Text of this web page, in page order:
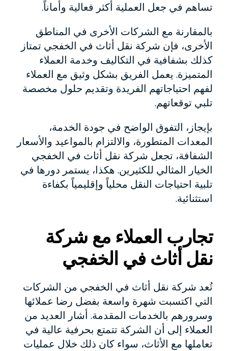
تساهم في جعل العملية أكثر فعالية وأماناً.
بالمقارنة مع الشركات الأخرى في المناطق
الأخرى، فإن شركة نقل أثاث في الخفجي تمتاز
كذلك بشفافية في التكاليف وخدمة العملاء
المتميزة. يعمل الفريق بشكل وثيق مع العملاء
لفهم احتياجاتهم الفريدة وتقديم حلول مخصصة
تلبي توقعاتهم.
بإيجاز، التفوق الواضح في جودة الخدمة،
المعدات المتطورة، والالتزام بالمواعيد والأسعار
الشفافة، تجعل شركة نقل أثاث في الخفجي
الخيار المثالي للكثيرين. هكذا، يستمر دورها في
تلبية احتياجات النقل محلياً وإقليمياً بكفاءة
استثنائية.
تجارب العملاء مع شركة
نقل أثاث في الخفجي
تُعد شركة نقل أثاث في الخفجي من الشركات
التي اكتسبت شهرة واسعة بفضل رضا عملائها
وسرورهم بالخدمات المقدمة. أشار العديد من
العملاء إلى أن الشركة تتمتع بحرفية عالية في
تعاملها مع الأثاث، سواء كان ذلك خلال عمليات